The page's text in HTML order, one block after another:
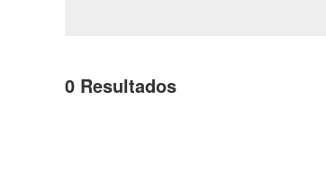
0 Resultados